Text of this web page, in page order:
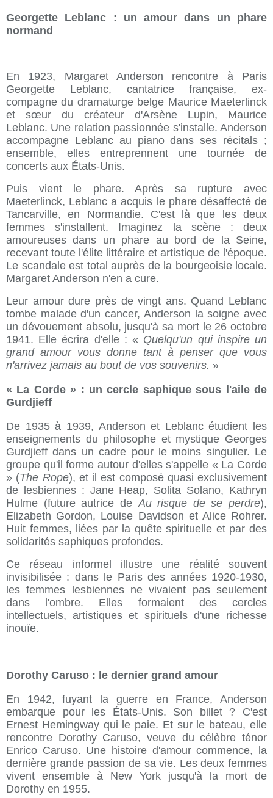
Georgette Leblanc : un amour dans un phare
normand
En 1923, Margaret Anderson rencontre à Paris
Georgette Leblanc, cantatrice française, ex-
compagne du dramaturge belge Maurice Maeterlinck
et sœur du créateur d'Arsène Lupin, Maurice
Leblanc. Une relation passionnée s'installe. Anderson
accompagne Leblanc au piano dans ses récitals ;
ensemble, elles entreprennent une tournée de
concerts aux États-Unis.
Puis vient le phare. Après sa rupture avec
Maeterlinck, Leblanc a acquis le phare désaffecté de
Tancarville, en Normandie. C'est là que les deux
femmes s'installent. Imaginez la scène : deux
amoureuses dans un phare au bord de la Seine,
recevant toute l'élite littéraire et artistique de l'époque.
Le scandale est total auprès de la bourgeoisie locale.
Margaret Anderson n'en a cure.
Leur amour dure près de vingt ans. Quand Leblanc
tombe malade d'un cancer, Anderson la soigne avec
un dévouement absolu, jusqu'à sa mort le 26 octobre
1941. Elle écrira d'elle : « Quelqu'un qui inspire un
grand amour vous donne tant à penser que vous
n'arrivez jamais au bout de vos souvenirs. »
« La Corde » : un cercle saphique sous l'aile de
Gurdjieff
De 1935 à 1939, Anderson et Leblanc étudient les
enseignements du philosophe et mystique Georges
Gurdjieff dans un cadre pour le moins singulier. Le
groupe qu'il forme autour d'elles s'appelle « La Corde
» (The Rope), et il est composé quasi exclusivement
de lesbiennes : Jane Heap, Solita Solano, Kathryn
Hulme (future autrice deAu risque de se perdre),
Elizabeth Gordon, Louise Davidson et Alice Rohrer.
Huit femmes, liées par la quête spirituelle et par des
solidarités saphiques profondes.
Ce réseau informel illustre une réalité souvent
invisibilisée : dans le Paris des années 1920-1930,
les femmes lesbiennes ne vivaient pas seulement
dans l'ombre. Elles formaient des cercles
intellectuels, artistiques et spirituels d'une richesse
inouïe.
Dorothy Caruso : le dernier grand amour
En 1942, fuyant la guerre en France, Anderson
embarque pour les États-Unis. Son billet ? C'est
Ernest Hemingway qui le paie. Et sur le bateau, elle
rencontre Dorothy Caruso, veuve du célèbre ténor
Enrico Caruso. Une histoire d'amour commence, la
dernière grande passion de sa vie. Les deux femmes
vivent ensemble à New York jusqu'à la mort de
Dorothy en 1955.